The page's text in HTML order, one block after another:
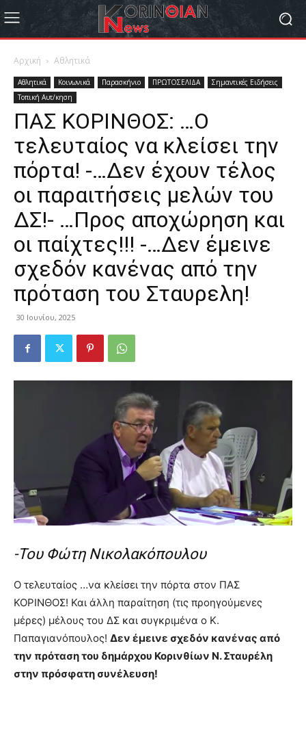
Αρχική Αθλητικά
Αθλητικά Κοινωνικά Παρασκήνιο ΠΡΩΤΟΣΕΛΙΔΑ
Σημαντικές Ειδήσεις
Τοπική Αυτ/κηση
ΠΑΣ ΚΟΡΙΝΘΟΣ: …Ο
τελευταίος να κλείσει την
πόρτα! -…Δεν έχουν τέλος
οι παραιτήσεις μελών του
ΔΣ!- …Προς αποχώρηση και
οι παίχτες!!! -…Δεν έμεινε
σχεδόν κανένας από την
πρόταση του Σταυρελη!
30 Ιουνίου, 2025
-Του Φώτη Νικολακόπουλου
Ο τελευταίος …να κλείσει την πόρτα στον ΠΑΣ
ΚΟΡΙΝΘΟΣ! Και άλλη παραίτηση (τις προηγούμενες
μέρες) μέλους του ΔΣ και συγκριμένα ο Κ.
Παπαγιανόπουλος! Δεν έμεινε σχεδόν κανένας από
την πρόταση του δημάρχου Κορινθίων Ν. Σταυρέλη
στην πρόσφατη συνέλευση!